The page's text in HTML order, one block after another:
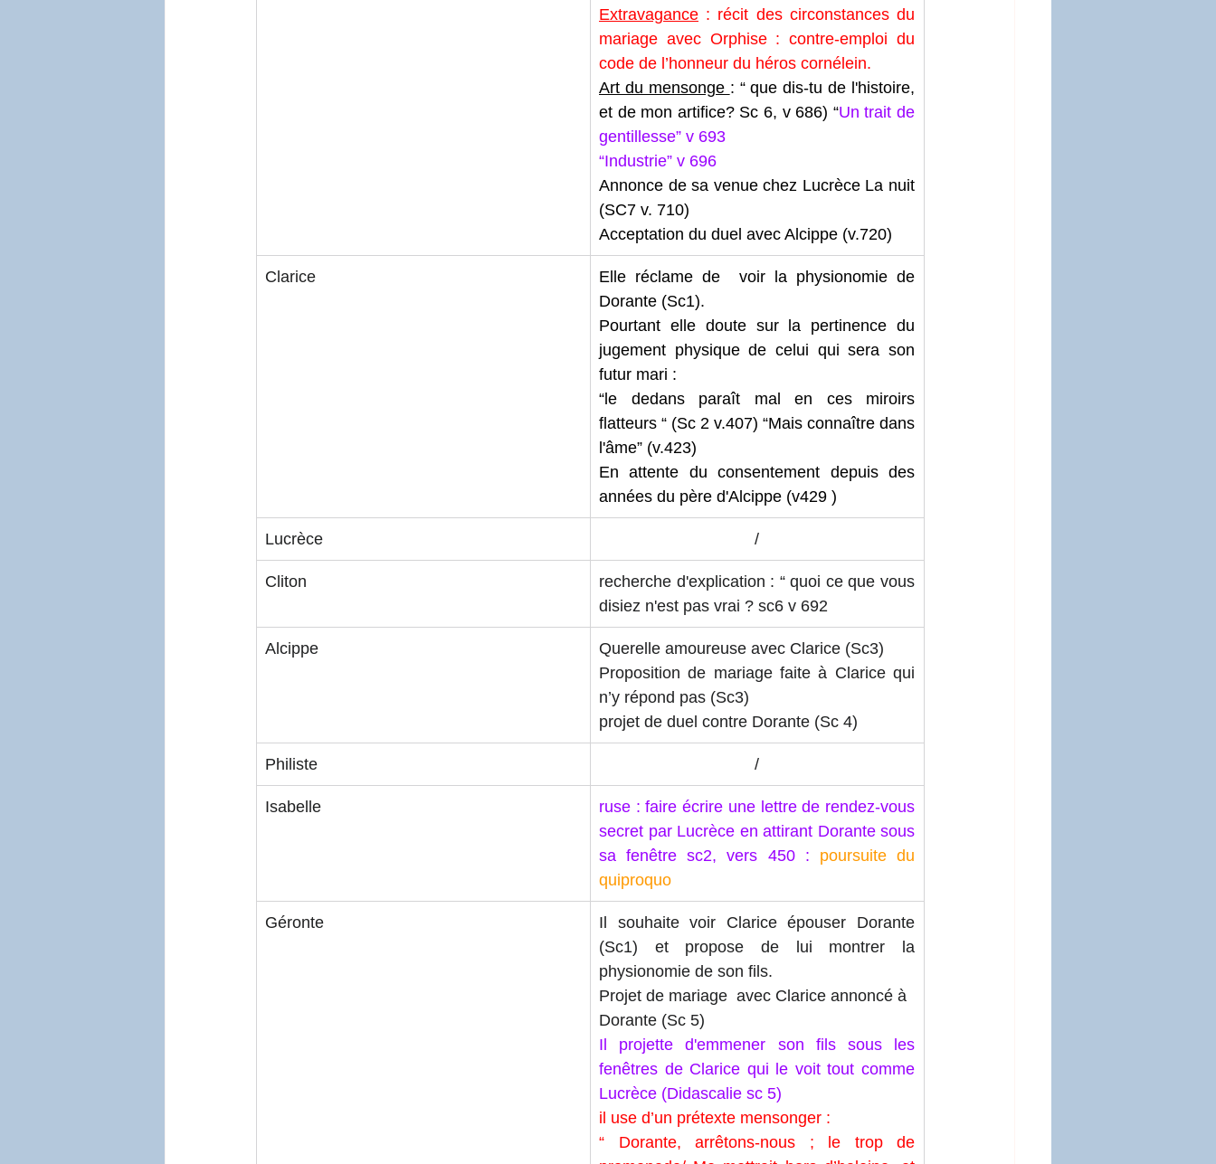
Extravagance : récit des circonstances du
mariage avec Orphise : contre-emploi du
code de l’honneur du héros cornélein.
Art du mensonge : “ que dis-tu de l'histoire,
et de mon artifice? Sc 6, v 686) “Un trait de
gentillesse” v 693
“Industrie” v 696
Annonce de sa venue chez Lucrèce La nuit
(SC7 v. 710)
Acceptation du duel avec Alcippe (v.720)
Clarice
Elle réclame de  voir la physionomie de
Dorante (Sc1).
Pourtant elle doute sur la pertinence du
jugement physique de celui qui sera son
futur mari :
“le dedans paraît mal en ces miroirs
flatteurs “ (Sc 2 v.407) “Mais connaître dans
l'âme” (v.423)
En attente du consentement depuis des
années du père d'Alcippe (v429 )
Lucrèce /
Cliton
recherche d'explication : “ quoi ce que vous
disiez n'est pas vrai ? sc6 v 692
Alcippe
Querelle amoureuse avec Clarice (Sc3)
Proposition de mariage faite à Clarice qui
n’y répond pas (Sc3)
projet de duel contre Dorante (Sc 4)
Philiste /
Isabelle
ruse : faire écrire une lettre de rendez-vous
secret par Lucrèce en attirant Dorante sous
sa fenêtre sc2, vers 450 : poursuite du
quiproquo
Géronte
Il souhaite voir Clarice épouser Dorante
(Sc1) et propose de lui montrer la
physionomie de son fils.
Projet de mariage  avec Clarice annoncé à
Dorante (Sc 5)
Il projette d'emmener son fils sous les
fenêtres de Clarice qui le voit tout comme
Lucrèce (Didascalie sc 5)
il use d’un prétexte mensonger :
“ Dorante, arrêtons-nous ; le trop de